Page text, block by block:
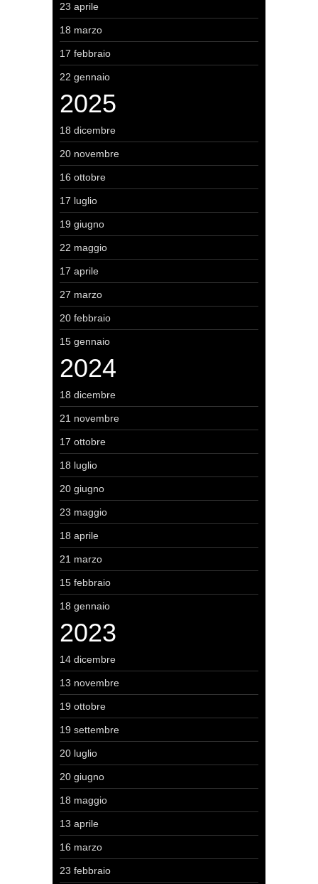
23 aprile
18 marzo
17 febbraio
22 gennaio
2025
18 dicembre
20 novembre
16 ottobre
17 luglio
19 giugno
22 maggio
17 aprile
27 marzo
20 febbraio
15 gennaio
2024
18 dicembre
21 novembre
17 ottobre
18 luglio
20 giugno
23 maggio
18 aprile
21 marzo
15 febbraio
18 gennaio
2023
14 dicembre
13 novembre
19 ottobre
19 settembre
20 luglio
20 giugno
18 maggio
13 aprile
16 marzo
23 febbraio